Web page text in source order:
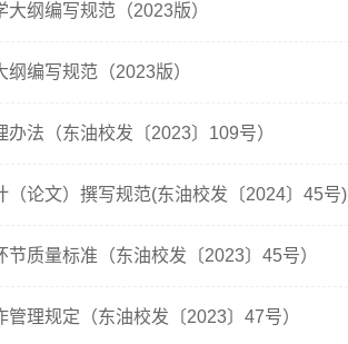
纲编写规范（2023版）
编写规范（2023版）
法（东油校发〔2023〕109号）
（论文）撰写规范(东油校发〔2024〕45号)
质量标准（东油校发〔2023〕45号）
理规定（东油校发〔2023〕47号）